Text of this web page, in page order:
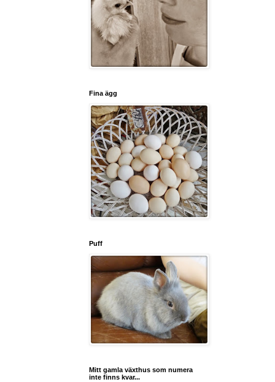
Fina ägg
Puff
Mitt gamla växthus som numera
inte finns kvar...